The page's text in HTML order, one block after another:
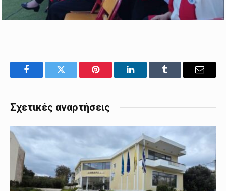
FacebookTwitter Pinterest LinkedInTumblr Email
Σχετικές αναρτήσεις